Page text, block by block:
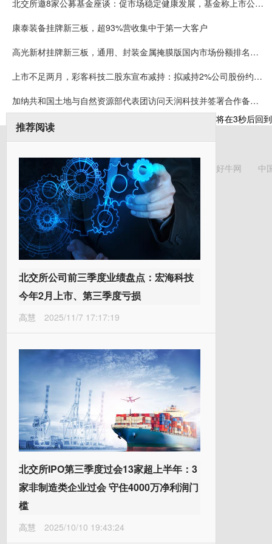
北交所邀8家公募基金座谈：促市场稳定健康发展，基金称上市公司质量持续提升
康泰装备挂牌新三板，超93%营收集中于第一大客户
高光新材挂牌新三板，通用、封装金属掩膜版国内市场份额排名第一
上市不足两月，彩客科技二股东宣布减持：拟减持2%公司股份约可套现5008万元
加纳共和国土地与自然资源部代表团访问天润科技并签署合作备忘录
推荐阅读
北交所公司前三季度业绩盘点：宏海科技
今年2月上市、第三季度亏损
高慧 2025/11/7 17:17:19
北交所IPO第三季度过会13家超上半年：3
家非制造类企业过会 守住4000万净利润门
槛
高慧 2025/10/10 19:43:24
将在3秒后回
好牛网 中